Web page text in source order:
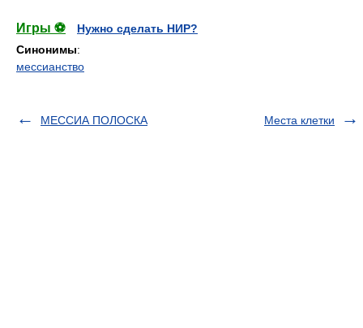
Игры ⚽
Нужно сделать НИР?
Синонимы:
мессианство
МЕССИА ПОЛОСКА Места клетки